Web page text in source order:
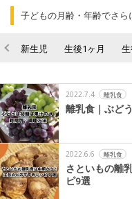
子どもの月齢・年齢でさら
新生児 生後1ヶ月
2022.7.4 離乳食
離乳食｜ぶど
2022.6.6 離乳食
さといもの離
ピ9選